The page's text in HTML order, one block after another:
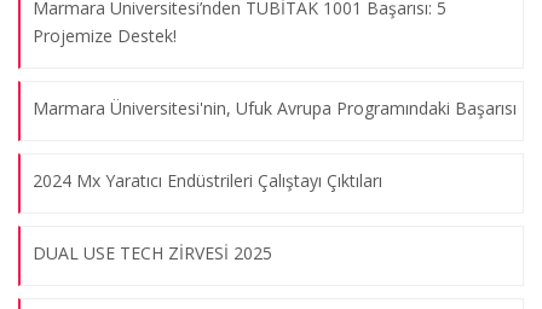
Marmara Üniversitesi’nden TÜBİTAK 1001 Başarısı: 5
Projemize Destek!
Marmara Üniversitesi'nin, Ufuk Avrupa Programındaki Başarısı
2024 Mx Yaratıcı Endüstrileri Çalıştayı Çıktıları
DUAL USE TECH ZİRVESİ 2025
Ar-Ge Merkezleri Bir Araya Geldi!
09.08.2026
Mühendislik Fakültesi ve İşletme Fakültesi İşbirliği
Kara Kuvvetleri İkmal, Maliye ve Eğitim Merkez Komutanlığı İş